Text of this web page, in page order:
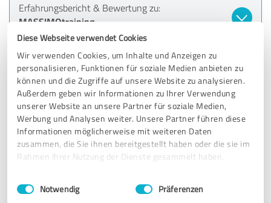
Diese Webseite verwendet Cookies
Wir verwenden Cookies, um Inhalte und Anzeigen zu
personalisieren, Funktionen für soziale Medien anbieten zu
können und die Zugriffe auf unsere Website zu analysieren.
Außerdem geben wir Informationen zu Ihrer Verwendung
unserer Website an unsere Partner für soziale Medien,
Werbung und Analysen weiter. Unsere Partner führen diese
Informationen möglicherweise mit weiteren Daten
zusammen, die Sie ihnen bereitgestellt haben oder die sie im
Rahmen Ihrer Nutzung der Dienste gesammelt haben.
Impressum Datenschutzbestimmungen
Einwilligungsauswahl
Notwendig Präferenzen
Erfahrungsbericht & Bewertung zu:
MASSIMOtraining
16.04.2021 Matthias
Kommentar von MASSIMOtraining:
Herzlichen Dank für deine Bewertung, Matthias.
Schön, dass du das Training weiterempfehlen kannst.
SEHR GUT